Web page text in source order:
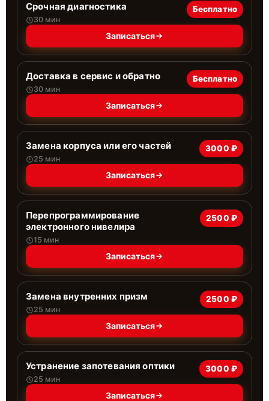
Срочная диагностика
30 мин
Бесплатно
Записаться
Доставка в сервис и обратно
30 мин
Бесплатно
Записаться
Замена корпуса или его частей
25 мин
3000 ₽
Записаться
Перепрограммирование
электронного нивелира
15 мин
2500 ₽
Записаться
Замена внутренних призм
25 мин
2500 ₽
Записаться
Устранение запотевания оптики
25 мин
3000 ₽
Записаться